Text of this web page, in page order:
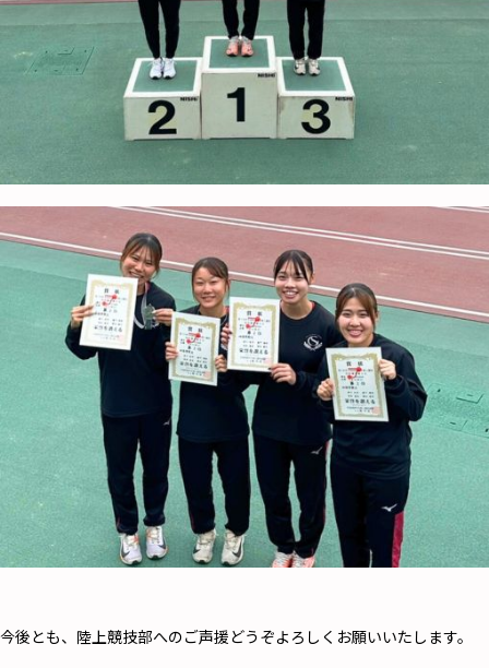
今後とも、陸上競技部へのご声援どうぞよろしくお願いいたします。